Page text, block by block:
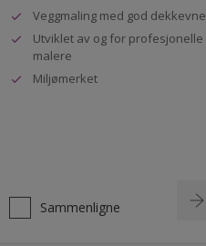
Veggmaling med god dekkevne
Utviklet av og for profesjonelle
malere
Miljømerket
Sammenligne